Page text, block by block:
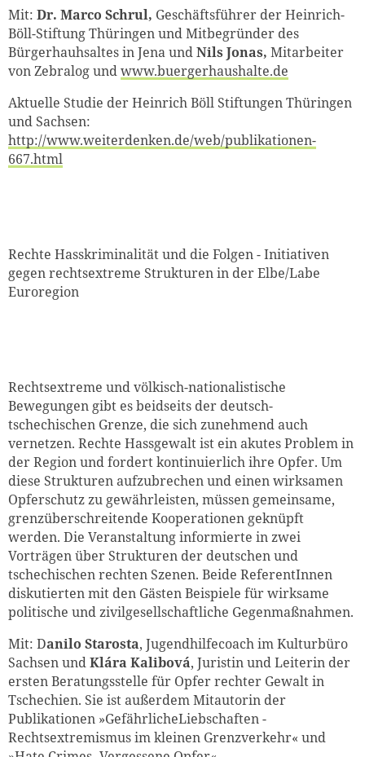
Mit: Dr. Marco Schrul, Geschäftsführer der Heinrich-
Böll-Stiftung Thüringen und Mitbegründer des
Bürgerhauhsaltes in Jena undNils Jonas, Mitarbeiter
von Zebralog undwww.buergerhaushalte.de
Aktuelle Studie der Heinrich Böll Stiftungen Thüringen
und Sachsen:
http://www.weiterdenken.de/web/publikationen-
667.html
Rechte Hasskriminalität und die Folgen - Initiativen
gegen rechtsextreme Strukturen in der Elbe/Labe
Euroregion
Rechtsextreme und völkisch-nationalistische
Bewegungen gibt es beidseits der deutsch-
tschechischen Grenze, die sich zunehmend auch
vernetzen. Rechte Hassgewalt ist ein akutes Problem in
der Region und fordert kontinuierlich ihre Opfer. Um
diese Strukturen aufzubrechen und einen wirksamen
Opferschutz zu gewährleisten, müssen gemeinsame,
grenzüberschreitende Kooperationen geknüpft
werden. Die Veranstaltung informierte in zwei
Vorträgen über Strukturen der deutschen und
tschechischen rechten Szenen. Beide ReferentInnen
diskutierten mit den Gästen Beispiele für wirksame
politische und zivilgesellschaftliche Gegenmaßnahmen.
Mit: Danilo Starosta, Jugendhilfecoach im Kulturbüro
Sachsen undKlára Kalibová, Juristin und Leiterin der
ersten Beratungsstelle für Opfer rechter Gewalt in
Tschechien. Sie ist außerdem Mitautorin der
Publikationen »GefährlicheLiebschaften -
Rechtsextremismus im kleinen Grenzverkehr« und
Zum Warenkorb